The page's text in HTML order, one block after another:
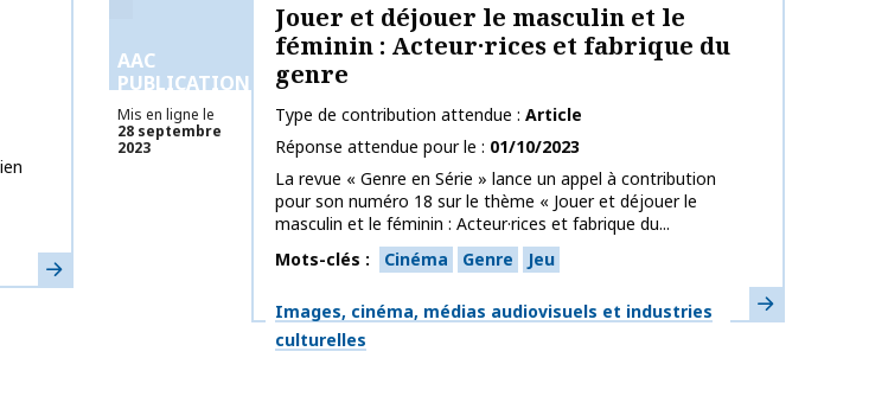
En savoir plus
AAC
PUBLICATIONS
Mis en ligne le
28 septembre
2023
Jouer et déjouer le masculin et le
féminin : Acteur·rices et fabrique du
genre
Type de contribution attendue
Article
Réponse attendue pour le
01/10/2023
La revue « Genre en Série » lance un appel à contribution
pour son numéro 18 sur le thème « Jouer et déjouer le
masculin et le féminin : Acteur·rices et fabrique du...
Mots-clés
Cinéma Genre Jeu
Thématiques
Images, cinéma, médias audiovisuels et industries
culturelles
En savoir plus